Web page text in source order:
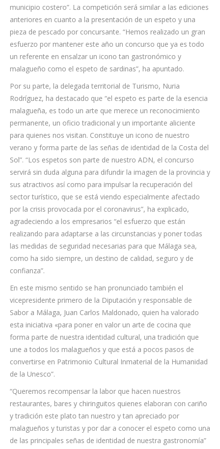
municipio costero”. La competición será similar a las ediciones
anteriores en cuanto a la presentación de un espeto y una
pieza de pescado por concursante. “Hemos realizado un gran
esfuerzo por mantener este año un concurso que ya es todo
un referente en ensalzar un icono tan gastronómico y
malagueño como el espeto de sardinas”, ha apuntado.
Por su parte, la delegada territorial de Turismo, Nuria
Rodríguez, ha destacado que “el espeto es parte de la esencia
malagueña, es todo un arte que merece un reconocimiento
permanente, un oficio tradicional y un importante aliciente
para quienes nos visitan. Constituye un icono de nuestro
verano y forma parte de las señas de identidad de la Costa del
Sol”. “Los espetos son parte de nuestro ADN, el concurso
servirá sin duda alguna para difundir la imagen de la provincia y
sus atractivos así como para impulsar la recuperación del
sector turístico, que se está viendo especialmente afectado
por la crisis provocada por el coronavirus”, ha explicado,
agradeciendo a los empresarios “el esfuerzo que están
realizando para adaptarse a las circunstancias y poner todas
las medidas de seguridad necesarias para que Málaga sea,
como ha sido siempre, un destino de calidad, seguro y de
confianza”.
En este mismo sentido se han pronunciado también el
vicepresidente primero de la Diputación y responsable de
Sabor a Málaga, Juan Carlos Maldonado, quien ha valorado
esta iniciativa «para poner en valor un arte de cocina que
forma parte de nuestra identidad cultural, una tradición que
une a todos los malagueños y que está a pocos pasos de
convertirse en Patrimonio Cultural Inmaterial de la Humanidad
de la Unesco”.
“Queremos recompensar la labor que hacen nuestros
restaurantes, bares y chiringuitos quienes elaboran con cariño
y tradición este plato tan nuestro y tan apreciado por
malagueños y turistas y por dar a conocer el espeto como una
de las principales señas de identidad de nuestra gastronomía”